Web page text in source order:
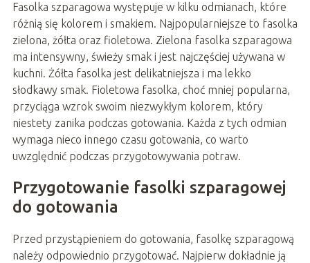
Fasolka szparagowa występuje w kilku odmianach, które
różnią się kolorem i smakiem. Najpopularniejsze to fasolka
zielona, żółta oraz fioletowa. Zielona fasolka szparagowa
ma intensywny, świeży smak i jest najczęściej używana w
kuchni. Żółta fasolka jest delikatniejsza i ma lekko
słodkawy smak. Fioletowa fasolka, choć mniej popularna,
przyciąga wzrok swoim niezwykłym kolorem, który
niestety zanika podczas gotowania. Każda z tych odmian
wymaga nieco innego czasu gotowania, co warto
uwzględnić podczas przygotowywania potraw.
Przygotowanie fasolki szparagowej
do gotowania
Przed przystąpieniem do gotowania, fasolkę szparagową
należy odpowiednio przygotować. Najpierw dokładnie ją